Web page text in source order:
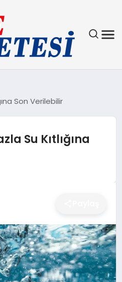
Son Verilebilir
Su Kıtlığına